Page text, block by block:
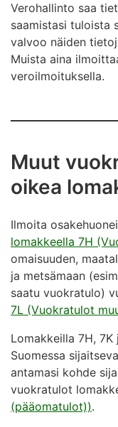
Verohallinto saa
saamistasi tuloista
valvoo näiden
Muista aina
veroilmoituksella.
Muut
oikea
Ilmoita
lomakkeella 7H
omaisuuden,
ja metsämaan
saatu vuokratulo)
7L (Vuokratulot
Lomakkeilla 7H,
Suomessa
antamasi kohde
vuokratulot
(pääomatulot)).